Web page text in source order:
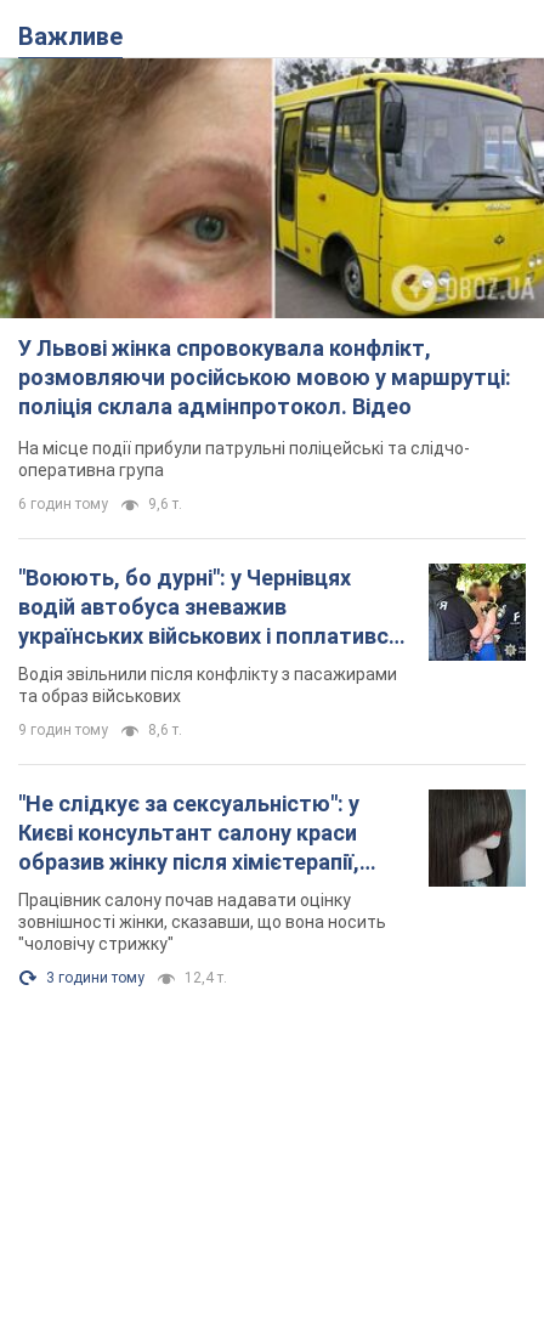
Важливе
У Львові жінка спровокувала конфлікт,
розмовляючи російською мовою у маршрутці:
поліція склала адмінпротокол. Відео
На місце події прибули патрульні поліцейські та слідчо-
оперативна група
6 годин тому 9,6 т.
"Воюють, бо дурні": у Чернівцях
водій автобуса зневажив
українських військових і поплатився.
Відео
Водія звільнили після конфлікту з пасажирами
та образ військових
9 годин тому 8,6 т.
"Не слідкує за сексуальністю": у
Києві консультант салону краси
образив жінку після хімієтерапії,
розгорівся скандал. Фото
Працівник салону почав надавати оцінку
зовнішності жінки, сказавши, що вона носить
"чоловічу стрижку"
3 години тому 12,4 т.